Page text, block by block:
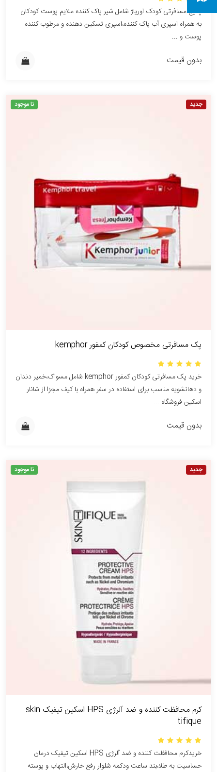
پکیج مسافرتی کودک اوریاژ شامل شیر پاک کننده ملایم پوست کودکان
به همراه اسپری آب پاک کننده،اسپری تسکین دهنده و مرطوب کننده
پوست و ...
بدون قیمت
جدید نا موجود
پک مسافرتی مخصوص کودکان کمفور kemphor
خرید پک مسافرتی کودکان کمفور kemphor شامل مسواک،خمیر دندان
و دهانشویه مناسب برای استفاده در سفر همراه با کیف مجزا از شانار
اسکین فروشگاه ...
بدون قیمت
جدید نا موجود
کرم محافظت کننده و ضد آلرژی HPS اسکین تیفیک skin
tifique
خریدکرم محافظت کننده و ضد آلرژی HPS اسکین تیفیک درمان
حساسیت به طلا،بند ساعت ودکمه شلوار رفع خارش،التهاب و پوسته